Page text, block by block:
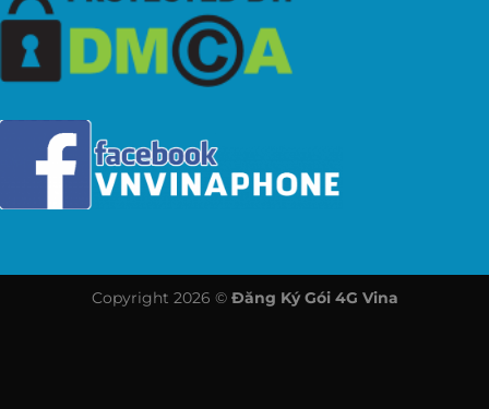
Copyright 2026 © Đăng Ký Gói 4G Vina